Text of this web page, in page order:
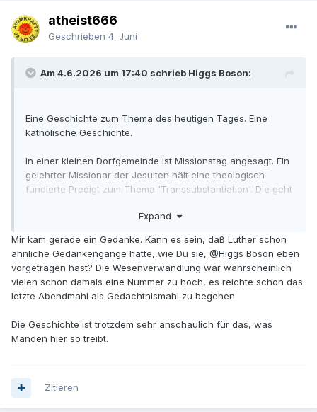
atheist666
Geschrieben 4. Juni
Am 4.6.2026 um 17:40 schrieb Higgs Boson:
Eine Geschichte zum Thema des heutigen Tages. Eine
katholische Geschichte.
In einer kleinen Dorfgemeinde ist Missionstag angesagt. Ein
gelehrter Missionar der Jesuiten hält eine theologisch
fundierte Predigt zum Thema 'Transsubstantiation'. Die geht
schon eine wirkliche Katastrophe ist. Aber hinterher war
Thema und die Länge der Predigt die armen Dorfleute
verunsichert. Der bemitleidenswerte Pfarrer des Dorfes
durfte nun die spirituellen Scherben der Mission aufkehren.
Keiner wusste mehr, ob das Brot jetzt Jesus sei, oder nicht
und was davon zu halten wäre. Am nächsten Sonntag
gleichen Thema, wie sein Vorgänger: "Ihr stellt Euch die
Frage: ist er drin, oder ist er nicht drin? Also ist er drin.
So predigst Du. Kurz, schmerzlos, ohne Argumente zu
Expand
Mir kam gerade ein Gedanke. Kann es sein, daß Luther schon
ähnliche Gedankengänge hatte,,wie Du sie, @Higgs Boson eben
vorgetragen hast? Die Wesenverwandlung war wahrscheinlich
vielen schon damals eine Nummer zu hoch, es reichte schon das
letzte Abendmahl als Gedächtnismahl zu begehen.
Die Geschichte ist trotzdem sehr anschaulich für das, was
Manden hier so treibt.
Zitieren